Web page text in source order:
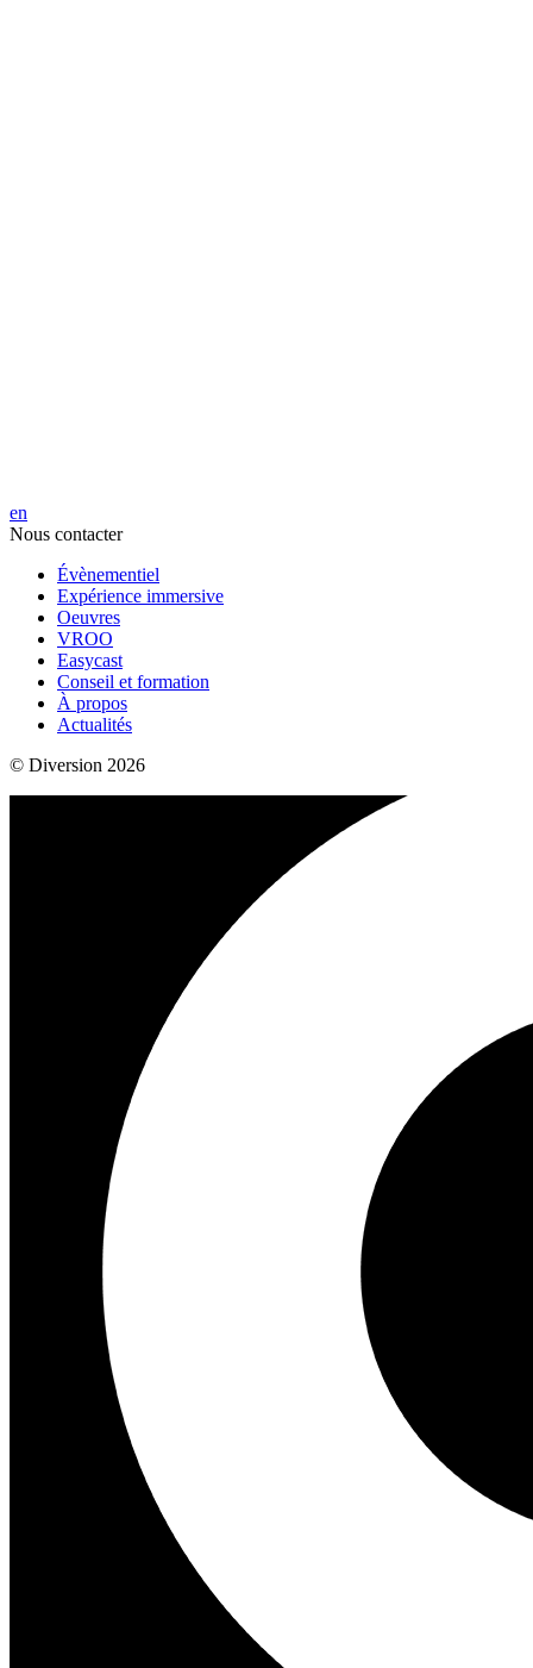
en
Nous contacter
Évènementiel
Expérience immersive
Oeuvres
VROO
Easycast
Conseil et formation
À propos
Actualités
© Diversion 2026